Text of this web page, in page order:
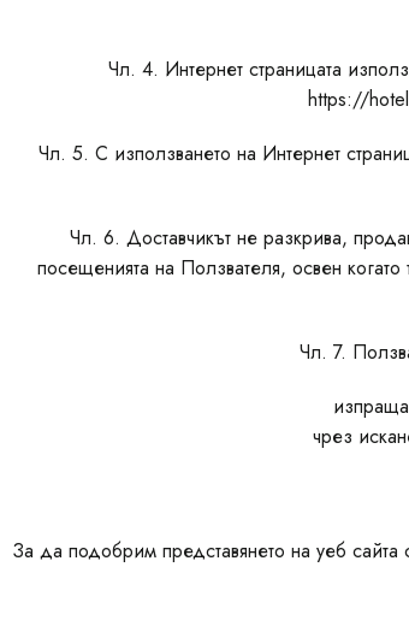
Чл. 4. Интернет страницата
https://
Чл. 5. С използването на Интернет
Чл. 6. Доставчикът не разкрива,
посещенията на Ползвателя, освен
Чл. 7.
чрез
За да подобрим представянето на уеб